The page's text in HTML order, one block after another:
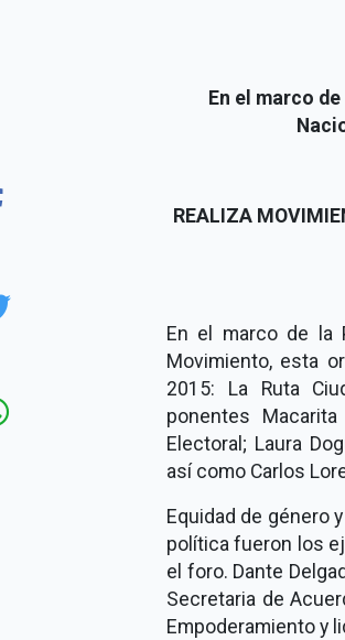
En el marco
REALIZA
En el marco de la
Movimiento, esta
2015: La Ruta
ponentes
Electoral; Laura
así como Carlos
Equidad de género
política fueron los
el foro. Dante
Secretaria de
Empoderamiento y